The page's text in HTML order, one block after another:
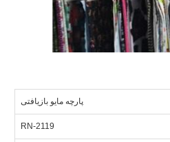
پارچه مایو بازیافتی
RN-2119